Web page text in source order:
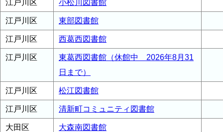
江戸川区 小松川図書館
江戸川区 東部図書館
江戸川区 西葛西図書館
江戸川区
東葛西図書館（休館中 2026年8月31
日まで）
江戸川区 松江図書館
江戸川区 清新町コミュニティ図書館
大田区 大森南図書館